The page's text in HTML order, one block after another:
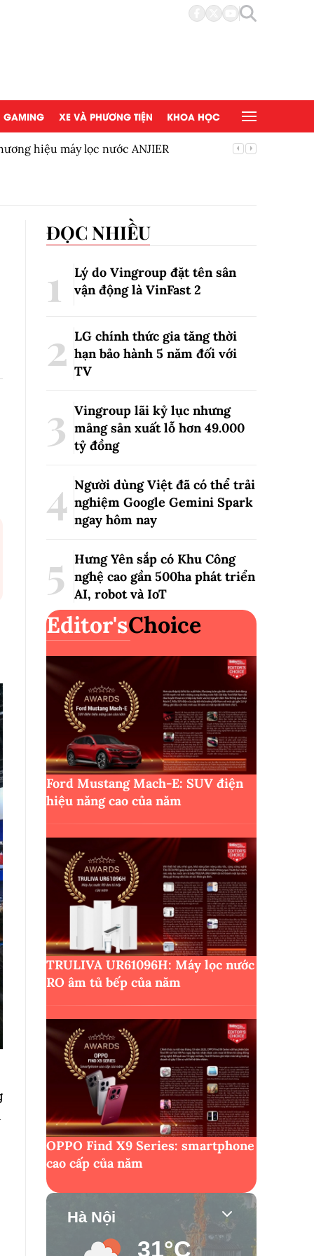
GAMING XE VÀ PHƯƠNG TIỆN KHOA HỌC
hiệu máy lọc nước ANJIER
ĐỌC NHIỀU
Lý do Vingroup đặt tên sân
vận động là VinFast2
LG chính thức gia tăng thời
hạn bảo hành 5 năm đối với
TV
Vingroup lãi kỷ lục nhưng
mảng sản xuất lỗ hơn 49.000
tỷ đồng
Người dùng Việt đã có thể trải
nghiệm Google Gemini Spark
ngay hôm nay
Hưng Yên sắp có Khu Công
nghệ cao gần 500ha phát triển
AI, robot và IoT
Editor'sChoice
Ford Mustang Mach-E: SUV điện
hiệu năng cao của năm
TRULIVA UR61096H: Máy lọc nước
RO âm tủ bếp của năm
OPPO Find X9 Series: smartphone
cao cấp của năm
Hà Nội
31°C